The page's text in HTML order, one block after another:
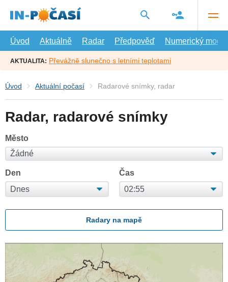
hlavní
Úvod
Aktuálně Radar Předpověď Numerický model
AKTUALITA: Převážně slunečno s letními teplotami
Úvod Aktuální počasí Radarové snímky, radar
Radar, radarové snímky
Město
Den Čas
Radary na mapě